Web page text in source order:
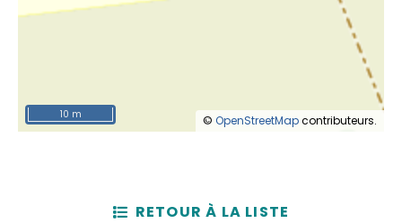
© OpenStreetMapcontributeurs.
10 m
RETOUR À LA LISTE